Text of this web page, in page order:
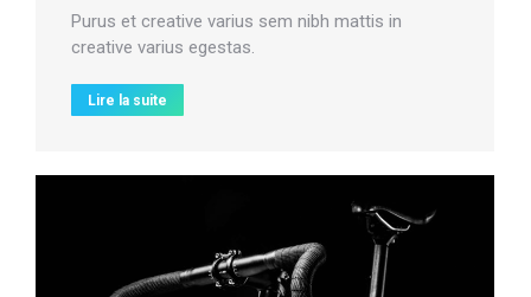
Purus et creative varius sem nibh mattis in
creative varius egestas.
Lire la suite